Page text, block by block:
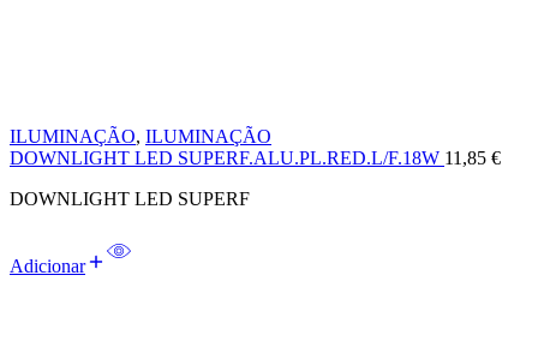
ILUMINAÇÃO, ILUMINAÇÃO
DOWNLIGHT LED SUPERF.ALU.PL.RED.L/F.18W 11,85 €
DOWNLIGHT LED SUPERF
Adicionar